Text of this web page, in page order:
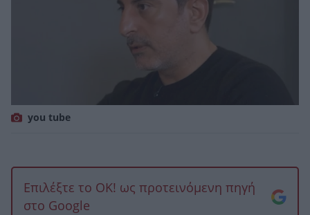
you tube
Επιλέξτε το OK! ως προτεινόμενη πηγή
στο Google